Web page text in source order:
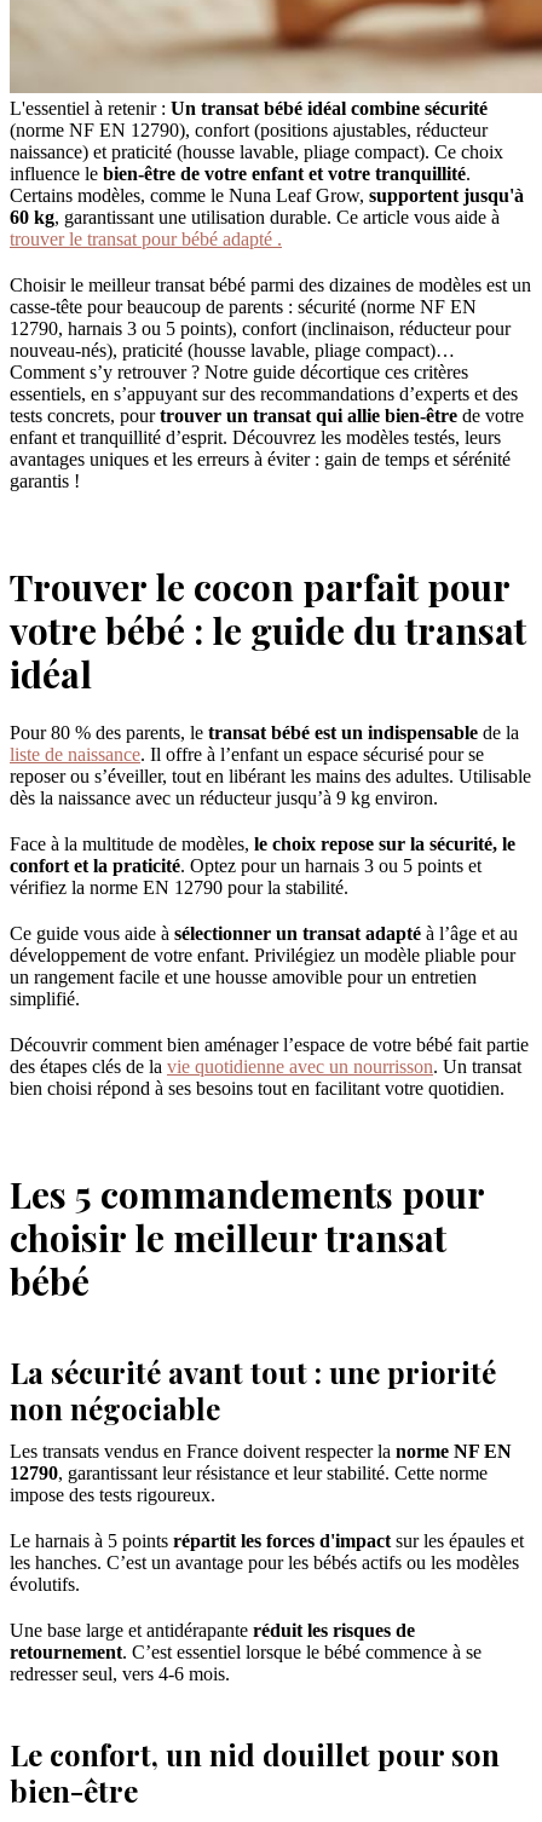
L'essentiel à retenir : Un transat bébé idéal combine sécurité
(norme NF EN 12790), confort (positions ajustables, réducteur
naissance) et praticité (housse lavable, pliage compact). Ce choix
influence le bien-être de votre enfant et votre tranquillité.
Certains modèles, comme le Nuna Leaf Grow, supportent jusqu'à
60 kg, garantissant une utilisation durable. Ce article vous aide à
trouver le transat pour bébé adapté .
Choisir le meilleur transat bébé parmi des dizaines de modèles est un
casse-tête pour beaucoup de parents : sécurité (norme NF EN
12790, harnais 3 ou 5 points), confort (inclinaison, réducteur pour
nouveau-nés), praticité (housse lavable, pliage compact)…
Comment s’y retrouver ? Notre guide décortique ces critères
essentiels, en s’appuyant sur des recommandations d’experts et des
tests concrets, pourtrouver un transat qui allie bien-être de votre
enfant et tranquillité d’esprit. Découvrez les modèles testés, leurs
avantages uniques et les erreurs à éviter : gain de temps et sérénité
garantis !
Trouver le cocon parfait pour
votre bébé : le guide du transat
idéal
Pour 80 % des parents, le transat bébé est un indispensable de la
liste de naissance. Il offre à l’enfant un espace sécurisé pour se
reposer ou s’éveiller, tout en libérant les mains des adultes. Utilisable
dès la naissance avec un réducteur jusqu’à 9 kg environ.
Face à la multitude de modèles, le choix repose sur la sécurité, le
confort et la praticité. Optez pour un harnais 3 ou 5 points et
vérifiez la norme EN 12790 pour la stabilité.
Ce guide vous aide à sélectionner un transat adapté à l’âge et au
développement de votre enfant. Privilégiez un modèle pliable pour
un rangement facile et une housse amovible pour un entretien
simplifié.
Découvrir comment bien aménager l’espace de votre bébé fait partie
des étapes clés de la vie quotidienne avec un nourrisson. Un transat
bien choisi répond à ses besoins tout en facilitant votre quotidien.
Les 5 commandements pour
choisir le meilleur transat
bébé
La sécurité avant tout : une priorité
non négociable
Les transats vendus en France doivent respecter la norme NF EN
12790, garantissant leur résistance et leur stabilité. Cette norme
impose des tests rigoureux.
Le harnais à 5 points répartit les forces d'impact sur les épaules et
les hanches. C’est un avantage pour les bébés actifs ou les modèles
évolutifs.
Une base large et antidérapante réduit les risques de
retournement. C’est essentiel lorsque le bébé commence à se
redresser seul, vers 4-6 mois.
Le confort, un nid douillet pour son
bien-être